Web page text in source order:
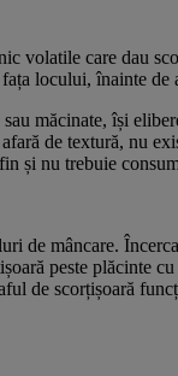
care dau
locului, înainte de
măcinate, își
de textură, nu
și nu trebuie
de mâncare.
peste plăcinte
de scorțișoară